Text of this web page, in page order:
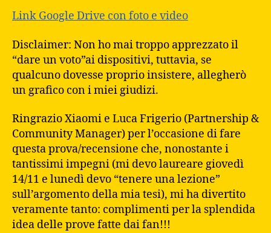
Link Google Drive con foto e video
Disclaimer: Non ho mai troppo apprezzato il
“dare un voto”ai dispositivi, tuttavia, se
qualcuno dovesse proprio insistere, allegherò
un grafico con i miei giudizi.
Ringrazio Xiaomi e Luca Frigerio (Partnership &
Community Manager) per l’occasione di fare
questa prova/recensione che, nonostante i
tantissimi impegni (mi devo laureare giovedì
14/11 e lunedì devo “tenere una lezione”
sull’argomento della mia tesi), mi ha divertito
veramente tanto: complimenti per la splendida
idea delle prove fatte dai fan!!!